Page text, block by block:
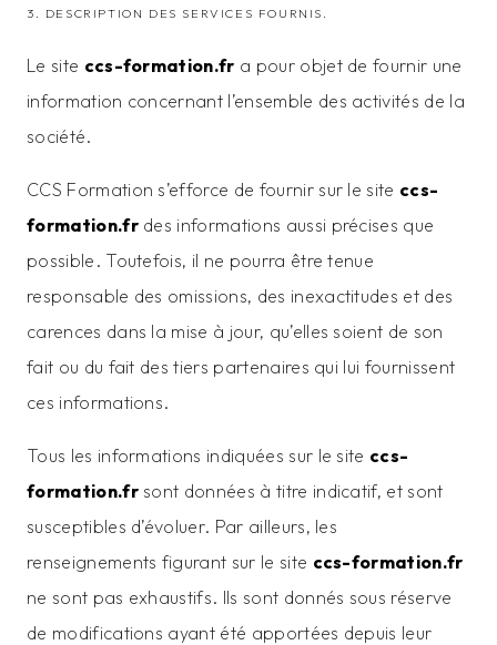
3. DESCRIPTION DES SERVICES FOURNIS.
Le site ccs-formation.fr a pour objet de fournir une
information concernant l’ensemble des activités de la
société.
CCS Formation s’efforce de fournir sur le site ccs-
formation.frdes informations aussi précises que
possible. Toutefois, il ne pourra être tenue
responsable des omissions, des inexactitudes et des
carences dans la mise à jour, qu’elles soient de son
fait ou du fait des tiers partenaires qui lui fournissent
ces informations.
Tous les informations indiquées sur le site ccs-
formation.frsont données à titre indicatif, et sont
susceptibles d’évoluer. Par ailleurs, les
renseignements figurant sur le site ccs-formation.fr
ne sont pas exhaustifs. Ils sont donnés sous réserve
de modifications ayant été apportées depuis leur